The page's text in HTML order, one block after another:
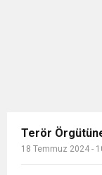
Terör
18 Temmuz 2024 -